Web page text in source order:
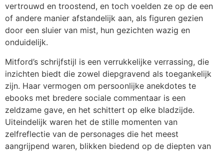
vertrouwd en troostend, en toch voelden ze op de een
of andere manier afstandelijk aan, als figuren gezien
door een sluier van mist, hun gezichten wazig en
onduidelijk.
Mitford’s schrijfstijl is een verrukkelijke verrassing, die
inzichten biedt die zowel diepgravend als toegankelijk
zijn. Haar vermogen om persoonlijke anekdotes te
ebooks met bredere sociale commentaar is een
zeldzame gave, en het schittert op elke bladzijde.
Uiteindelijk waren het de stille momenten van
zelfreflectie van de personages die het meest
aangrijpend waren, blikken biedend op de diepten van